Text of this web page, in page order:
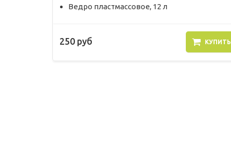
Ведро пластмассовое, 12 л
250 руб КУПИТЬ